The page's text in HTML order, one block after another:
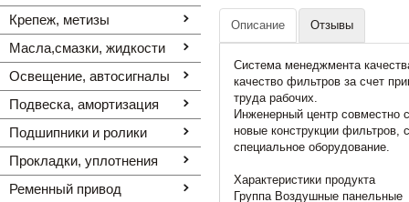
Крепеж, метизы
Масла,смазки, жидкости
Освещение, автоcигналы
Подвеска, амортизация
Подшипники и ролики
Прокладки, уплотнения
Ременный привод
Описание Отзывы
Система менеджмента
качество фильтров за счет
труда рабочих.
Инженерный центр совместно
новые конструкции фильтров,
специальное оборудование.
Характеристики продукта
Группа Воздушные панельные